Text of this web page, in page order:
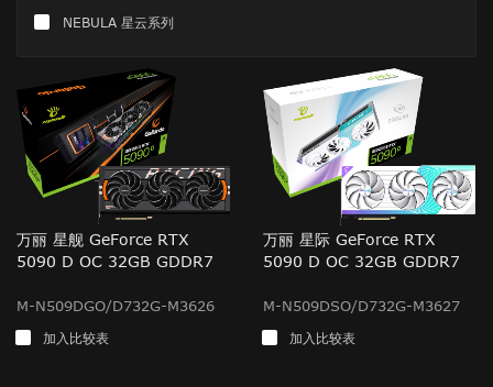
NEBULA 星云系列
万丽 星舰 GeForce RTX
5090 D OC 32GB GDDR7
M-N509DGO/D732G-M3626
加入比较表
万丽 星际 GeForce RTX
5090 D OC 32GB GDDR7
M-N509DSO/D732G-M3627
加入比较表